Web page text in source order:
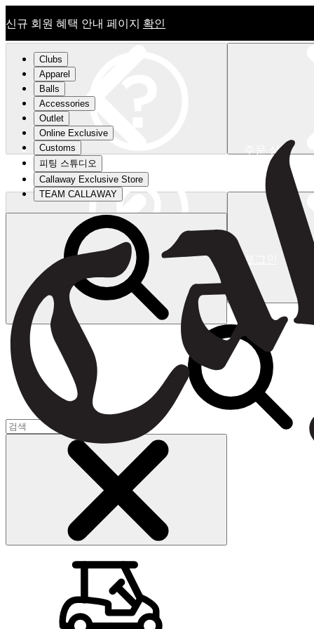
신규 회원 혜택 안내 페이지 확인
신규 회원 혜택 안내 페이지확인
주문 상태
로그인
장바구니
Clubs
Apparel
Balls
Accessories
Outlet
Online Exclusive
Customs
피팅 스튜디오
Callaway Exclusive Store
TEAM CALLAWAY